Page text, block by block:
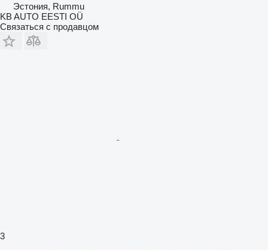
Эстония, Rummu
KB AUTO EESTI OÜ
Связаться с продавцом
3